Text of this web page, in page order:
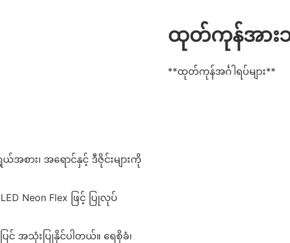
ထုတ်ကုန်အားသ
**ထုတ်ကုန်အင်္ဂါရပ်များ**
စား၊ အရောင်နှင့် ဒီဇိုင်းများကို
Neon Flex ဖြင့် ပြုလုပ်
အသုံးပြုနိုင်ပါတယ်။ ရေစိုခံ၊